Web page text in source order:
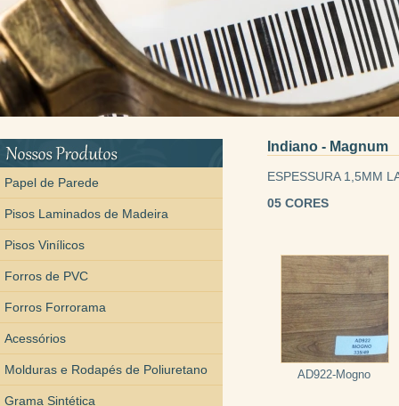
Papel de Parede
Pisos Laminados de Madeira
Pisos Vinílicos
Forros de PVC
Forros Forrorama
Acessórios
Molduras e Rodapés de Poliuretano
Grama Sintética
Indiano - Magnum
ESPESSURA 1,5MM
05 CORES
AD922-Mogno